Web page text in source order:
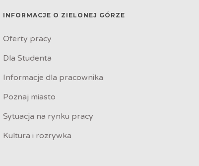
INFORMACJE O ZIELONEJ GÓRZE
Oferty pracy
Dla Studenta
Informacje dla pracownika
Poznaj miasto
Sytuacja na rynku pracy
Kultura i rozrywka